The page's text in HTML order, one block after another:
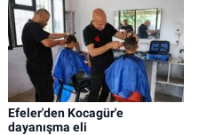
Efeler'den Kocagür'e
dayanışma eli